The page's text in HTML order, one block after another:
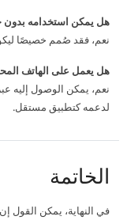
هل يمكن استخدامه بدون
نعم، فقد صُمم خصيصًا
هل يعمل على الهاتف
نعم، يمكن الوصول إليه
لدعمه كتطبيق مستقل.
الخاتمة
في النهاية، يمكن القول إن